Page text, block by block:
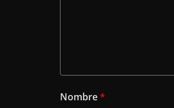
Nombre*